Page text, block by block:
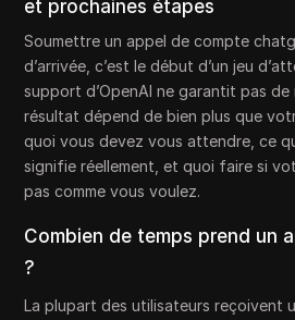
et prochaines étapes
Soumettre un appel de compte
d’arrivée, c’est le début d’un jeu
support d’OpenAI ne garantit pas
résultat dépend de bien plus que
quoi vous devez vous attendre, ce
signifie réellement, et quoi faire si
pas comme vous voulez.
Combien de temps prend un
?
La plupart des utilisateurs reçoivent